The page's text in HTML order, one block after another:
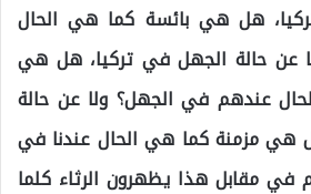
هل هي بائسة كما هي الحال
عن حالة الجهل في تركيا، هل هي
عندهم في الجهل؟ ولا عن حالة
هي مزمنة كما هي الحال عندنا في
في مقابل هذا يظهرون الرثاء كلما